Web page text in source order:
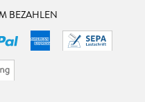
BEZAHLEN